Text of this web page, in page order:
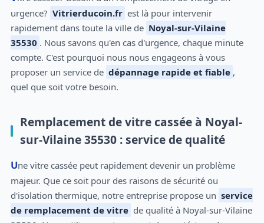
urgence? Vitrierducoin.fr est là pour intervenir
rapidement dans toute la ville de Noyal-sur-Vilaine
35530 . Nous savons qu'en cas d'urgence, chaque minute
compte. C'est pourquoi nous nous engageons à vous
proposer un service de dépannage rapide et fiable ,
quel que soit votre besoin.
Remplacement de vitre cassée à Noyal-
sur-Vilaine 35530 : service de qualité
Une vitre cassée peut rapidement devenir un problème
majeur. Que ce soit pour des raisons de sécurité ou
d'isolation thermique, notre entreprise propose un service
de remplacement de vitre de qualité à Noyal-sur-Vilaine